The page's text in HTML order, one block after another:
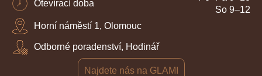
Otevírací doba
So 9–12
Horní náměstí 1, Olomouc
Odborné poradenství, Hodinář
Najdete nás na GLAMI